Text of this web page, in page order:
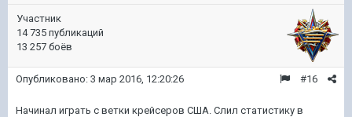
Участник
14 735 публикаций
13 257 боёв
#16
Опубликовано: 3 мар 2016, 12:20:26
Начинал играть с ветки крейсеров США. Слил статистику в